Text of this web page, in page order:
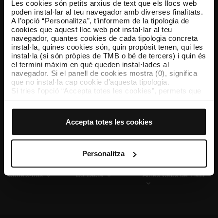
Les cookies són petits arxius de text que els llocs web
poden instal·lar al teu navegador amb diverses finalitats.
A l’opció “Personalitza”, t’informem de la tipologia de
cookies que aquest lloc web pot instal·lar al teu
navegador, quantes cookies de cada tipologia concreta
instal·la, quines cookies són, quin propòsit tenen, qui les
instal·la (si són pròpies de TMB o bé de tercers) i quin és
el termini màxim en què queden instal·lades al
navegador. Si el panell de cookies mostra (0), significa
que no instal·la cap cookie d’aquesta tipologia.
Si tries l’opció “Accepta totes les cookies”, permets que
El selector que es troba a la dreta de cada tipologia de
cookies d’aquella classe.
Un cop hagis marcat les teves preferències, has de fer
clic sobre “Selecciona i configura”. Així, s’instal·laran
només les cookies de la tipologia que hagis seleccionat
personalització, perquè permeten recordar les teves
opcions de navegació (com ara l’idioma) i milloren la teva
Accepta totes les cookies
Personalitza
TMB App
Descarrega’t TMB App i compra els teus bitllets
App Store Google Play
Coneix-nos Contacta Altres webs de TMB